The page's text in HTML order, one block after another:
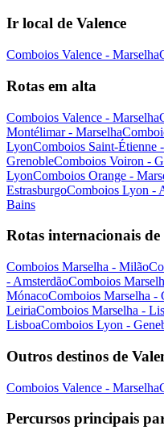
Ir local de Valence
Comboios Valence - Marselha
Rotas em alta
Comboios Valence - Marselha
Montélimar - Marselha
LyonComboios Saint-Étienne
GrenobleComboios Voiron -
LyonComboios Orange -
EstrasburgoComboios Lyon -
Bains
Rotas internacionais de
Comboios Marselha - Milão
- AmsterdãoComboios
MónacoComboios Marselha -
LeiriaComboios Marselha -
LisboaComboios Lyon -
Outros destinos de
Comboios Valence - Marselha
Percursos principais